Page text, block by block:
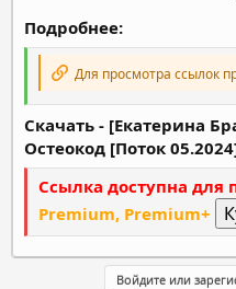
Подробнее:
Для просмотра ссылок
Скачать - [Екатерина
Остеокод [Поток
Ссылка доступна для
Premium, Premium+
Войдите или